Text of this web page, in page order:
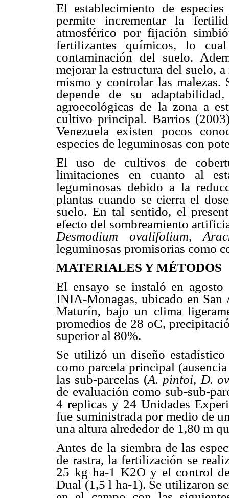
El establecimiento de
permite incrementar la
atmosférico por fijación
fertilizantes químicos, lo
contaminación del suelo.
mejorar la estructura del suelo,
mismo y controlar las malezas.
depende de su
agroecológicas de la zona a
cultivo principal. Barrios
Venezuela existen pocos
especies de leguminosas con
El uso de cultivos de
limitaciones en cuanto al
leguminosas debido a la
plantas cuando se cierra el
suelo. En tal sentido, el
efecto del sombreamiento
Desmodium ovalifolium,
leguminosas promisorias como
MATERIALES Y MÉTODOS
El ensayo se instaló en
INIA-Monagas, ubicado en
Maturín, bajo un clima
promedios de 28 oC,
superior al 80%.
Se utilizó un diseño
como parcela principal
las sub-parcelas (A. pintoi, D.
de evaluación como sub-sub-
4 replicas y 24 Unidades
fue suministrada por medio de
una altura alrededor de 1,80 m
Antes de la siembra de las
de rastra, la fertilización se
25 kg ha-1 K2O y el control
Dual (1,5 l ha-1). Se utilizaron